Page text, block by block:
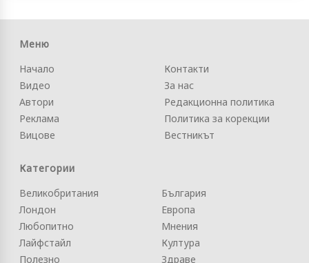
Меню
Начало
Видео
Автори
Реклама
Вицове
Контакти
За нас
Редакционна политика
Политика за корекции
Вестникът
Категории
Великобритания
Лондон
Любопитно
Лайфстайл
Полезно
България
Европа
Мнения
Култура
Здраве